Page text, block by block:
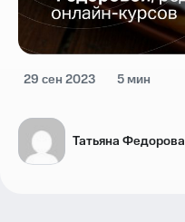
29 сен 2023 5 мин
Татьяна Федорова